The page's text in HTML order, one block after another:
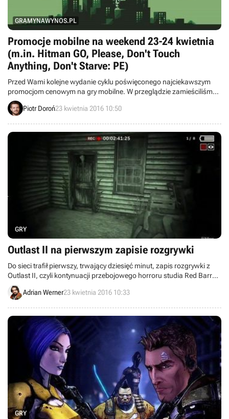
GRAMYNAWYNOS.PL
Promocje mobilne na weekend 23-24 kwietnia
(m.in. Hitman GO, Please, Don't Touch
Anything, Don't Starve: PE)
Przed Wami kolejne wydanie cyklu poświęconego najciekawszym
promocjom cenowym na gry mobilne. W przeglądzie zamieściliśmy
informacje o przecenach takich pozycji jak Hitman GO, Lara Croft
GO, Please, Don't Touch Anything, Don't Starve: Pocket Edition,
Piotr Doroń23 kwietnia 2016 10:50
GRY
Outlast II na pierwszym zapisie rozgrywki
Do sieci trafił pierwszy, trwający dziesięć minut, zapis rozgrywki z
Outlast II, czyli kontynuacji przebojowego horroru studia Red Barrels
Games sprzed trzech lat.
Adrian Werner23 kwietnia 2016 10:33
GRY